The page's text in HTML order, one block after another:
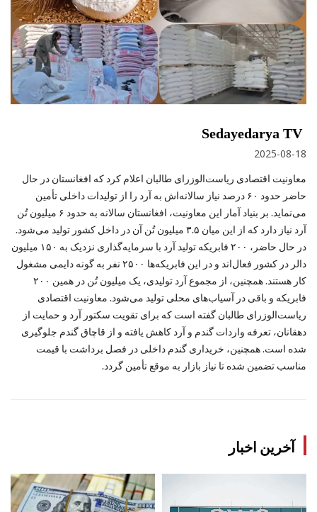
Sedayedarya TV
2025-08-18
معاونیت اقتصادی ریاست‌الوزرای طالبان اعلام کرد که افغانستان در حال
حاضر حدود ۶۰ درصد نیاز سالانه‌اش به آرد را از تولیدات داخلی تأمین
می‌نماید. بر بنیاد آمار این معاونیت، افغانستان سالانه به حدود ۶ میلیون تُن
آرد نیاز دارد که از این میان ۳.۵ میلیون تُن آن در داخل کشور تولید می‌شود.
در حال حاضر، ۲۰۰ فابریکه تولید آرد با سرمایه‌گذاری نزدیک به ۱۵۰ میلیون
دالر در کشور فعال‌اند و در این فابریکه‌ها ۲۵۰۰ نفر به گونه دایمی مشغول
کار هستند. همچنین، از مجموع آرد تولیدی، یک میلیون تُن در همین ۲۰۰
فابریکه و باقی در آسیاب‌های محلی تولید می‌شود. معاونیت اقتصادی
ریاست‌الوزرای طالبان گفته است که برای تقویت سکتور آرد و حمایت از
دهقانان، تعرفه واردات گندم و آرد کاهش یافته و از قاچاق گندم جلوگیری
شده است. همچنین، خریداری گندم داخلی در فصل برداشت با قیمت
مناسب تضمین شده تا نیاز بازار به موقع تأمین گردد.
آخرین اخبار